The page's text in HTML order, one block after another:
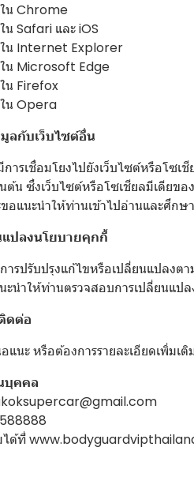
น Chrome
น Safari และiOS
น Internet Explorer
น Microsoft Edge
น Firefox
น Opera
ลกับเว็บไซต์อื่น
การเชื่อมโยงไปยังเว็บไซต์หรือโซ
น ซึ่งเว็บไซต์หรือโซเชียลมีเดียข
อแนะนำให้ท่านเข้าไปอ่านและศึก
แปลงนโยบายคุกกี้
รปรับปรุงแก้ไขหรือเปลี่ยนแปลง
ะนำให้ท่านตรวจสอบการเปลี่ยนแป
ดต่อ
แนะ หรือต้องการรายละเอียดเพิ่ม
บุคคล
ด้ที่